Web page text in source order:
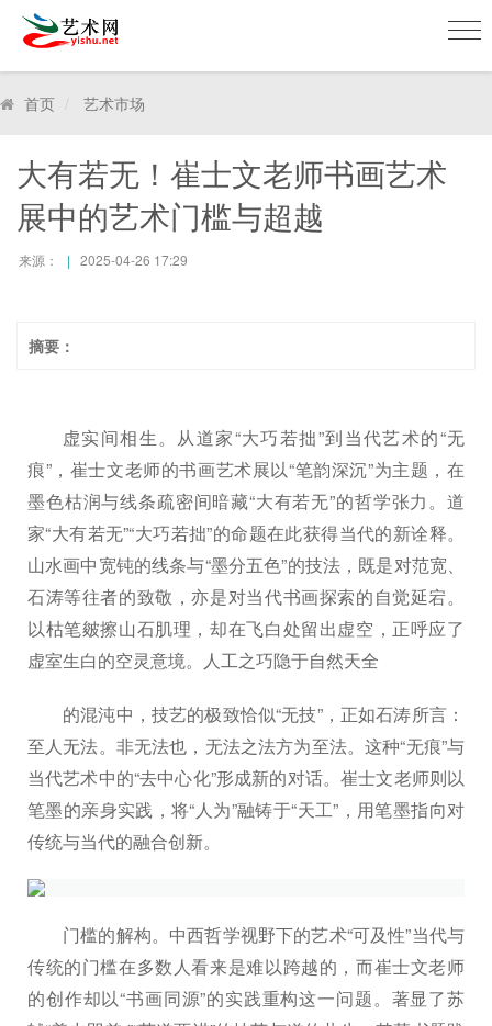
美
首页 艺术市场
大有若无！崔士文老师书画艺术
展中的艺术门槛与超越
来源： 2025-04-26 17:29
摘要：
虚实间相生。从道家“大巧若拙”到当代艺术的“无
痕”，崔士文老师的书画艺术展以“笔韵深沉”为主题，在
墨色枯润与线条疏密间暗藏“大有若无”的哲学张力。道
家“大有若无”“大巧若拙”的命题在此获得当代的新诠释。
山水画中宽钝的线条与“墨分五色”的技法，既是对范宽、
石涛等往者的致敬，亦是对当代书画探索的自觉延宕。
以枯笔皴擦山石肌理，却在飞白处留出虚空，正呼应了
虚室生白的空灵意境。人工之巧隐于自然天全
的混沌中，技艺的极致恰似“无技”，正如石涛所言：
至人无法。非无法也，无法之法方为至法。这种“无痕”与
当代艺术中的“去中心化”形成新的对话。崔士文老师则以
笔墨的亲身实践，将“人为”融铸于“天工”，用笔墨指向对
传统与当代的融合创新。
门槛的解构。中西哲学视野下的艺术“可及性”当代与
传统的门槛在多数人看来是难以跨越的，而崔士文老师
的创作却以“书画同源”的实践重构这一问题。著显了苏